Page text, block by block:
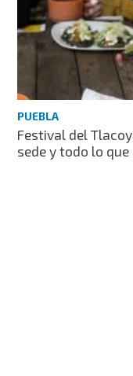
PUEBLA
Festival del
sede y todo lo